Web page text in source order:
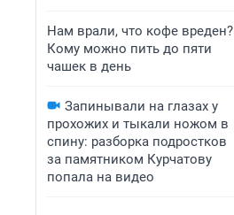
Нам врали, что кофе вреден?
Кому можно пить до пяти
чашек в день
Запинывали на глазах у
прохожих и тыкали ножом в
спину: разборка подростков
за памятником Курчатову
попала на видео